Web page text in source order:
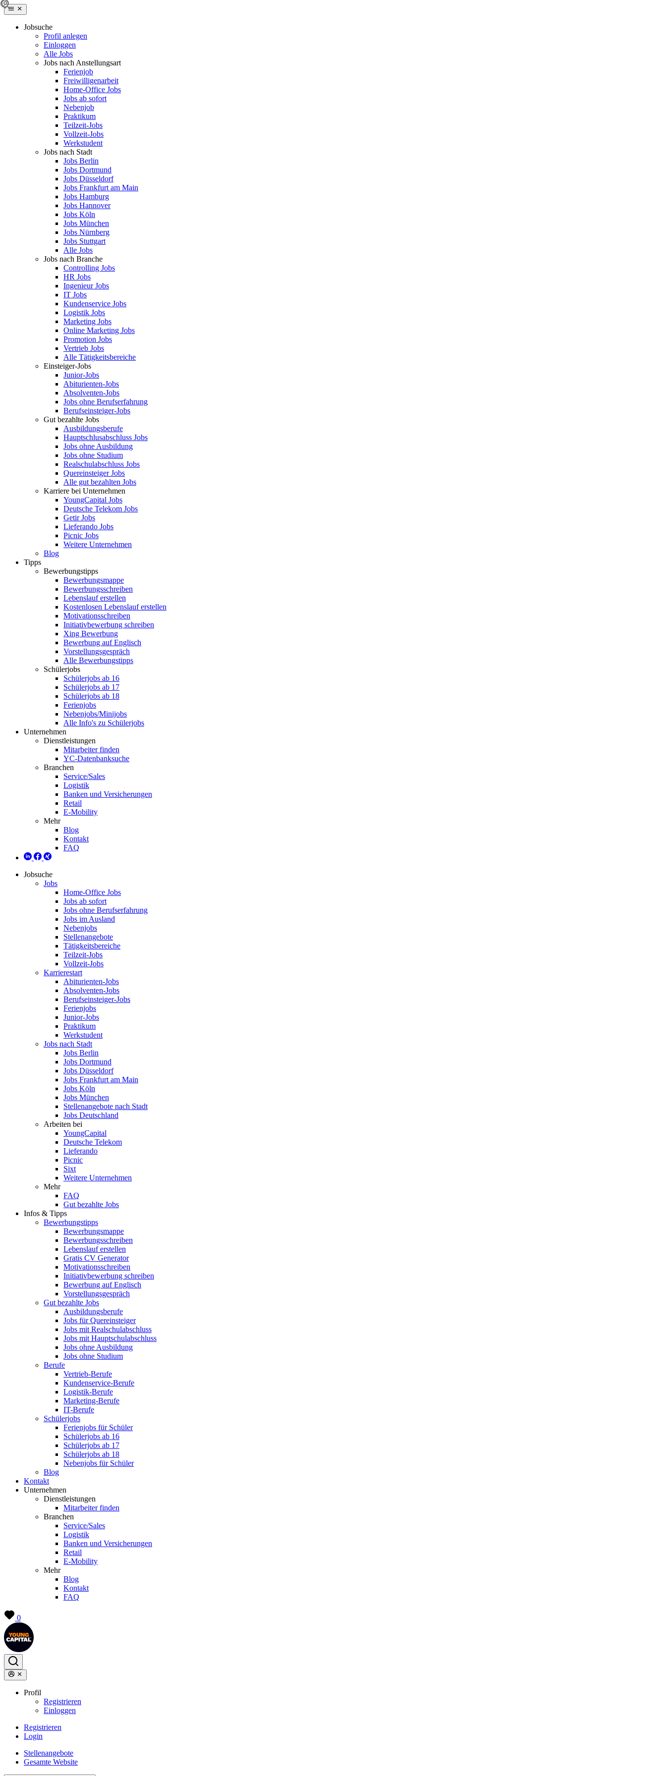
Jobsuche
Profil anlegen
Einloggen
Alle Jobs
Jobs nach Anstellungsart
Ferienjob
Freiwilligenarbeit
Home-Office Jobs
Jobs ab sofort
Nebenjob
Praktikum
Teilzeit-Jobs
Vollzeit-Jobs
Werkstudent
Jobs nach Stadt
Jobs Berlin
Jobs Dortmund
Jobs Düsseldorf
Jobs Frankfurt am Main
Jobs Hamburg
Jobs Hannover
Jobs Köln
Jobs München
Jobs Nürnberg
Jobs Stuttgart
Alle Jobs
Jobs nach Branche
Controlling Jobs
HR Jobs
Ingenieur Jobs
IT Jobs
Kundenservice Jobs
Logistik Jobs
Marketing Jobs
Online Marketing Jobs
Promotion Jobs
Vertrieb Jobs
Alle Tätigkeitsbereiche
Einsteiger-Jobs
Junior-Jobs
Abiturienten-Jobs
Absolventen-Jobs
Jobs ohne Berufserfahrung
Berufseinsteiger-Jobs
Gut bezahlte Jobs
Ausbildungsberufe
Hauptschlusabschluss Jobs
Jobs ohne Ausbildung
Jobs ohne Studium
Realschulabschluss Jobs
Quereinsteiger Jobs
Alle gut bezahlten Jobs
Karriere bei Unternehmen
YoungCapital Jobs
Deutsche Telekom Jobs
Getir Jobs
Lieferando Jobs
Picnic Jobs
Weitere Unternehmen
Blog
Tipps
Bewerbungstipps
Bewerbungsmappe
Bewerbungsschreiben
Lebenslauf erstellen
Kostenlosen Lebenslauf erstellen
Motivationsschreiben
Initiativbewerbung schreiben
Xing Bewerbung
Bewerbung auf Englisch
Vorstellungsgespräch
Alle Bewerbungstipps
Schülerjobs
Schülerjobs ab 16
Schülerjobs ab 17
Schülerjobs ab 18
Ferienjobs
Nebenjobs/Minijobs
Alle Info's zu Schülerjobs
Unternehmen
Dienstleistungen
Mitarbeiter finden
YC-Datenbanksuche
Branchen
Service/Sales
Logistik
Banken und Versicherungen
Retail
E-Mobility
Mehr
Blog
Kontakt
FAQ
Jobsuche
Jobs
Home-Office Jobs
Jobs ab sofort
Jobs ohne Berufserfahrung
Jobs im Ausland
Nebenjobs
Stellenangebote
Tätigkeitsbereiche
Teilzeit-Jobs
Vollzeit-Jobs
Karrierestart
Abiturienten-Jobs
Absolventen-Jobs
Berufseinsteiger-Jobs
Ferienjobs
Junior-Jobs
Praktikum
Werkstudent
Jobs nach Stadt
Jobs Berlin
Jobs Dortmund
Jobs Düsseldorf
Jobs Frankfurt am Main
Jobs Köln
Jobs München
Stellenangebote nach Stadt
Jobs Deutschland
Arbeiten bei
YoungCapital
Deutsche Telekom
Lieferando
Picnic
Sixt
Weitere Unternehmen
Mehr
FAQ
Gut bezahlte Jobs
Infos & Tipps
Bewerbungstipps
Bewerbungsmappe
Bewerbungsschreiben
Lebenslauf erstellen
Gratis CV Generator
Motivationsschreiben
Initiativbewerbung schreiben
Bewerbung auf Englisch
Vorstellungsgespräch
Gut bezahlte Jobs
Ausbildungsberufe
Jobs für Quereinsteiger
Jobs mit Realschulabschluss
Jobs mit Hauptschulabschluss
Jobs ohne Ausbildung
Jobs ohne Studium
Berufe
Vertrieb-Berufe
Kundenservice-Berufe
Logistik-Berufe
Marketing-Berufe
IT-Berufe
Schülerjobs
Ferienjobs für Schüler
Schülerjobs ab 16
Schülerjobs ab 17
Schülerjobs ab 18
Nebenjobs für Schüler
Blog
Kontakt
Unternehmen
Dienstleistungen
Mitarbeiter finden
Branchen
Service/Sales
Logistik
Banken und Versicherungen
Retail
E-Mobility
Mehr
Blog
Kontakt
FAQ
0
Profil
Registrieren
Einloggen
Registrieren
Login
Stellenangebote
Gesamte Website